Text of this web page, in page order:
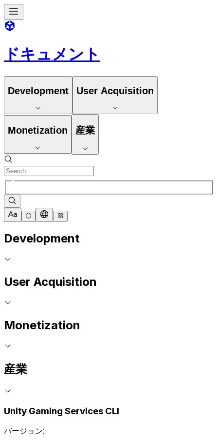
ドキュメント
Development User Acquisition
Monetization 産業
Development
User Acquisition
Monetization
産業
Unity Gaming Services CLI
バージョン: